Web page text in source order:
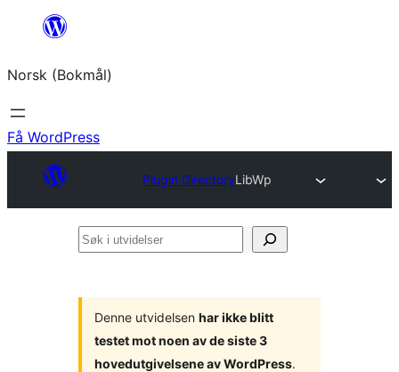
Hopp
innhold
Norsk (Bokmål)
Få WordPress
Plugin DirectoryLibWp
Søk
Denne utvidelsen har ikke blitt
testet mot noen av de siste 3
hovedutgivelsene av WordPress.